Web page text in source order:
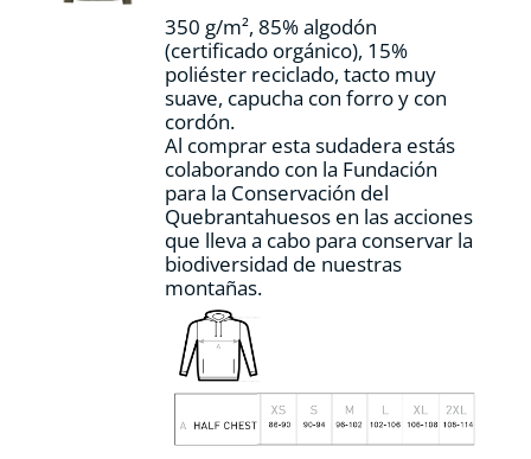
página
de
producto
350 g/m², 85% algodón
(certificado orgánico), 15%
poliéster reciclado, tacto muy
suave, capucha con forro y con
cordón.
Al comprar esta sudadera estás
colaborando con la Fundación
para la Conservación del
Quebrantahuesos en las acciones
que lleva a cabo para conservar la
biodiversidad de nuestras
montañas.